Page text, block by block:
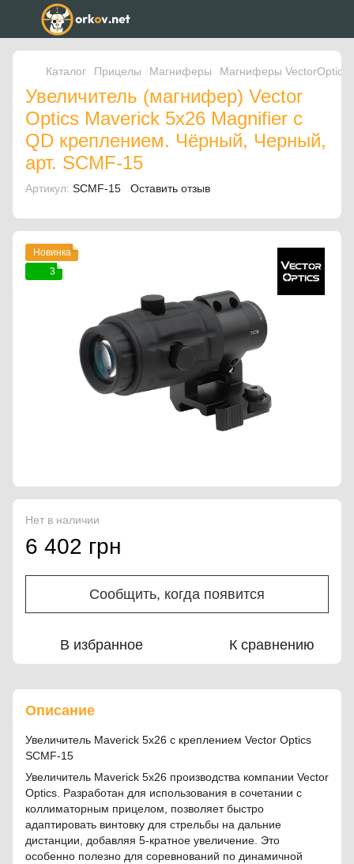
Каталог Прицелы Магниферы Магниферы VectorOptics
Увеличитель (магнифер) Vector
Optics Maverick 5x26 Magnifier с
QD креплением. Чёрный, Черный,
арт. SCMF-15
Артикул: SCMF-15 Оставить отзыв
Новинка
3
Нет в наличии
6 402 грн
Сообщить, когда появится
В избранное К сравнению
Описание
Увеличитель Maverick 5x26 с креплением Vector Optics
SCMF-15
Увеличитель Maverick 5x26 производства компании Vector
Optics. Разработан для использования в сочетании с
коллиматорным прицелом, позволяет быстро
адаптировать винтовку для стрельбы на дальние
дистанции, добавляя 5-кратное увеличение. Это
особенно полезно для соревнований по динамичной